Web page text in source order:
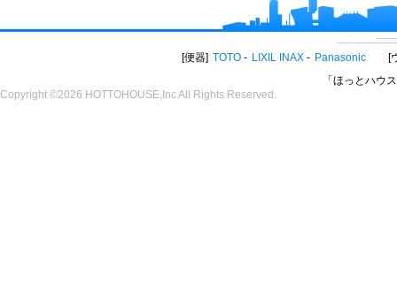
便器 TOTO LIXIL INAX Panasonic
「ほっとハウ
Copyright ©2026 HOTTOHOUSE,Inc All Rights Reserved.